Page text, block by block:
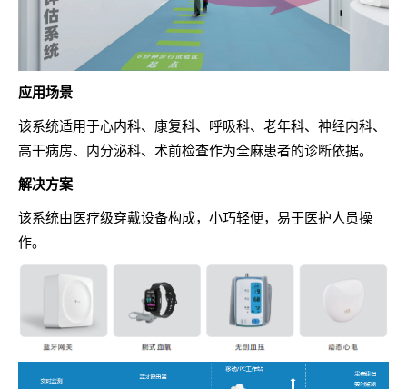
应用场景
该系统适用于心内科、康复科、呼吸科、老年科、神经内科、
高干病房、内分泌科、术前检查作为全麻患者的诊断依据。
解决方案
该系统由医疗级穿戴设备构成，小巧轻便，易于医护人员操
作。